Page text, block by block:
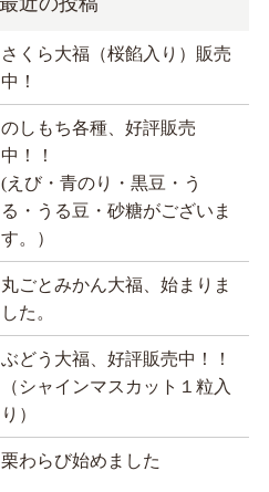
さくら大福（桜餡入り）販売
中！
のしもち各種、好評販売
中！！
(えび・青のり・黒豆・う
る・うる豆・砂糖がございま
す。）
丸ごとみかん大福、始まりま
した。
ぶどう大福、好評販売中！！
（シャインマスカット１粒入
り）
栗わらび始めました